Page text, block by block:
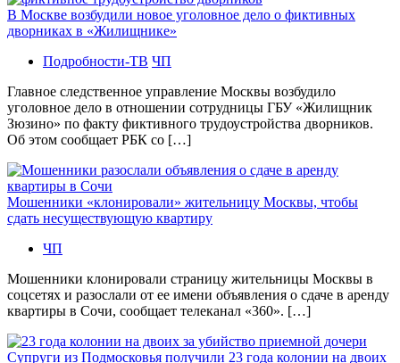
В Москве возбудили новое уголовное дело о фиктивных
дворниках в «Жилищнике»
Подробности-ТВ ЧП
Главное следственное управление Москвы возбудило
уголовное дело в отношении сотрудницы ГБУ «Жилищник
Зюзино» по факту фиктивного трудоустройства дворников.
Об этом сообщает РБК со […]
Мошенники «клонировали» жительницу Москвы, чтобы
сдать несуществующую квартиру
ЧП
Мошенники клонировали страницу жительницы Москвы в
соцсетях и разослали от ее имени объявления о сдаче в аренду
квартиры в Сочи, сообщает телеканал «360». […]
Супруги из Подмосковья получили 23 года колонии на двоих